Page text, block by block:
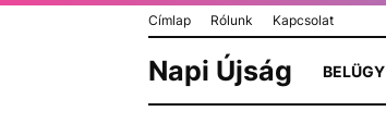
Címlap Rólunk Kapcsolat
Napi Újság BELÜGY